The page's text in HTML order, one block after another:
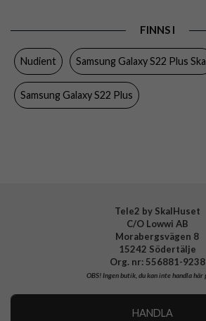
Slimmad, Trådlös
Färg
Varumärke
FINNS I
Nudient Samsung Galaxy S22 Plus
Samsung Galaxy S22 Plus
Tele2 by SkalHuset
C/O Lowwi AB
Morabergsvägen 8
15242 Södertälje
Org. nr: 556881-9238
OBS!Ingen butik, du kan inte handla här
HANDLA